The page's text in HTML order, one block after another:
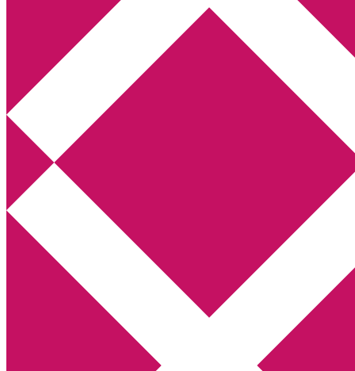
Annikas litteratur- och kulturblogg
Deckare, kriminalromaner, thrillers
Hem
Boktolva
Författarfemman
Kontakt
Webbshop Amazon